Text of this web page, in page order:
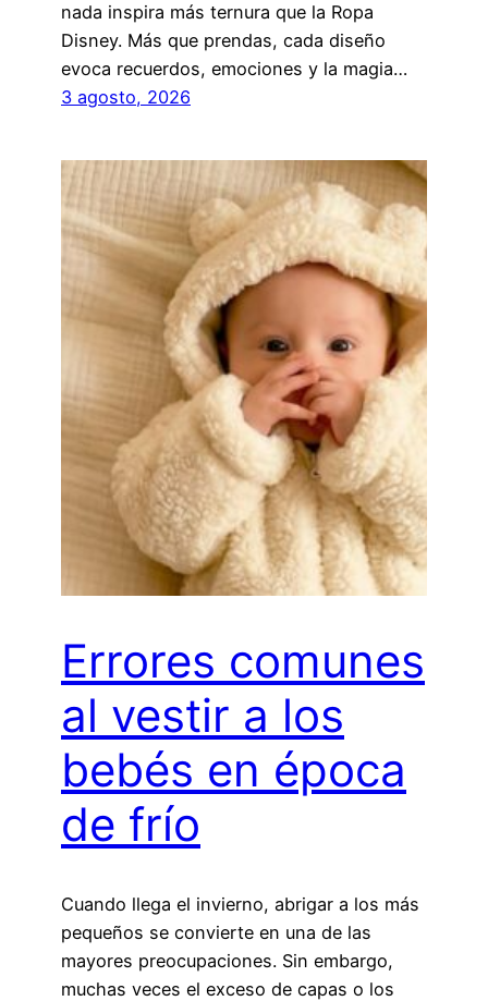
nada inspira más ternura que la Ropa
Disney. Más que prendas, cada diseño
evoca recuerdos, emociones y la magia…
3 agosto, 2026
Errores comunes
al vestir a los
bebés en época
de frío
Cuando llega el invierno, abrigar a los más
pequeños se convierte en una de las
mayores preocupaciones. Sin embargo,
muchas veces el exceso de capas o los